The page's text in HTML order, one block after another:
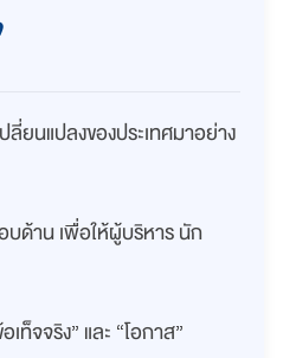
ยนแปลงของประเทศมาอย่าง
ด้าน เพื่อให้ผู้บริหาร นัก
ท็จจริง” และ “โอกาส”